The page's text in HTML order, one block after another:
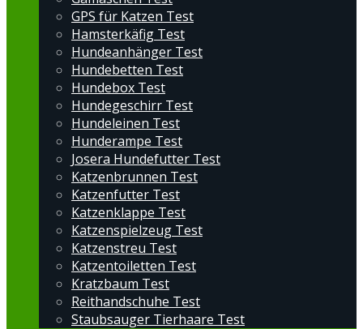
GPS für Katzen Test
Hamsterkäfig Test
Hundeanhänger Test
Hundebetten Test
Hundebox Test
Hundegeschirr Test
Hundeleinen Test
Hunderampe Test
Josera Hundefutter Test
Katzenbrunnen Test
Katzenfutter Test
Katzenklappe Test
Katzenspielzeug Test
Katzenstreu Test
Katzentoiletten Test
Kratzbaum Test
Reithandschuhe Test
Staubsauger Tierhaare Test